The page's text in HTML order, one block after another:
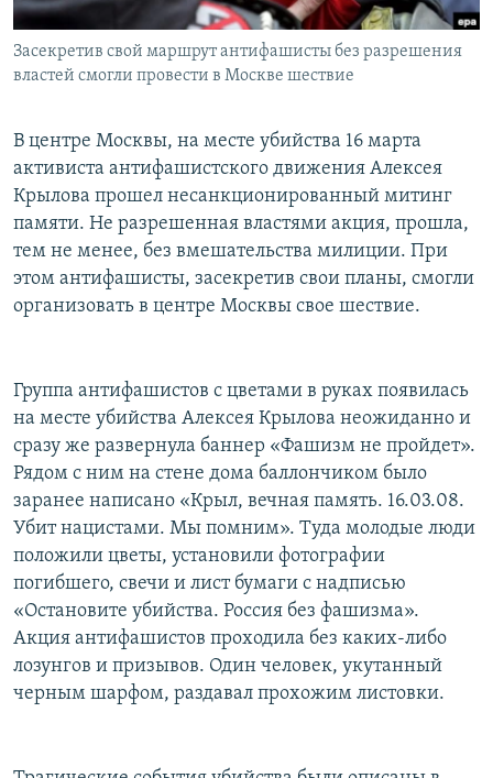
Все сайты РСЕ/РС
Засекретив свой маршрут антифашисты без разрешения
властей смогли провести в Москве шествие
В центре Москвы, на месте убийства 16 марта
активиста антифашистского движения Алексея
Крылова прошел несанкционированный митинг
памяти. Не разрешенная властями акция, прошла,
тем не менее, без вмешательства милиции. При
этом антифашисты, засекретив свои планы, смогли
организовать в центре Москвы свое шествие.
Группа антифашистов с цветами в руках появилась
на месте убийства Алексея Крылова неожиданно и
сразу же развернула баннер «Фашизм не пройдет».
Рядом с ним на стене дома баллончиком было
заранее написано «Крыл, вечная память. 16.03.08.
Убит нацистами. Мы помним». Туда молодые люди
положили цветы, установили фотографии
погибшего, свечи и лист бумаги с надписью
«Остановите убийства. Россия без фашизма».
Акция антифашистов проходила без каких-либо
лозунгов и призывов. Один человек, укутанный
черным шарфом, раздавал прохожим листовки.